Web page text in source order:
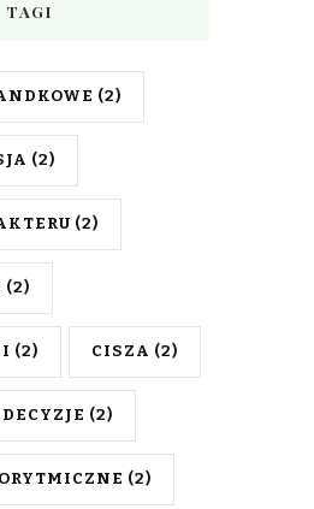
TAGI
(2)
(2)
(2)
(2)
(2) CISZA (2)
DECYZJE (2)
(2)